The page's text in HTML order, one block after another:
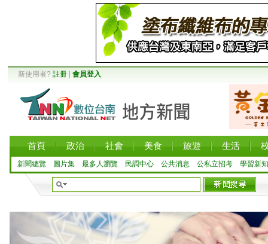
新使用者? 註冊 會員登入
首頁 政治 社會 美食 旅遊 生活
新聞總覽 圖片集 最多人瀏覽 民調中心 公共消息 公私立招考 學習新知